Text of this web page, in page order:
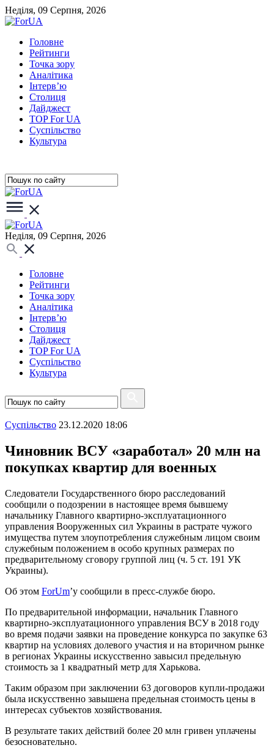
Неділя, 09 Серпня, 2026
Головне
Рейтинги
Точка зору
Аналітика
Інтерв’ю
Столиця
Дайджест
TOP For UA
Суспiльство
Культура
Неділя, 09 Серпня, 2026
Головне
Рейтинги
Точка зору
Аналітика
Інтерв’ю
Столиця
Дайджест
TOP For UA
Суспiльство
Культура
Суспiльство 23.12.2020 18:06
Чиновник ВСУ «заработал» 20 млн на
покупках квартир для военных
Следователи Государственного бюро расследований
сообщили о подозрении в настоящее время бывшему
начальнику Главного квартирно-эксплуатационного
управления Вооруженных сил Украины в растрате чужого
имущества путем злоупотребления служебным лицом своим
служебным положением в особо крупных размерах по
предварительному сговору группой лиц (ч. 5 ст. 191 УК
Украины).
Об этом ForUm’у сообщили в пресс-службе бюро.
По предварительной информации, начальник Главного
квартирно-эксплуатационного управления ВСУ в 2018 году
во время подачи заявки на проведение конкурса по закупке 63
квартир на условиях долевого участия и на вторичном рынке
в регионах Украины искусственно завысил предельную
стоимость за 1 квадратный метр для Харькова.
Таким образом при заключении 63 договоров купли-продажи
была искусственно завышена предельная стоимость цены в
интересах субъектов хозяйствования.
В результате таких действий более 20 млн гривен уплачены
безосновательно.